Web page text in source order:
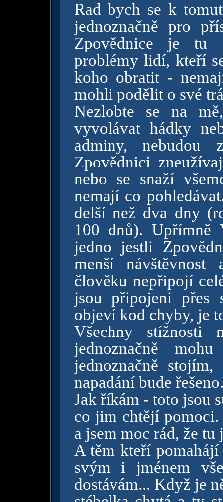
Rad bych se k
jednoznačně pro
Zpovědnice je tu
problémy lidí, kteří
koho obratit -
mohli podělit o své
Nezlobte se na
vyvolávat hádky
adminy, nebudou
Zpovědnici
nebo se snaží
nemají co
delší než dva dny
100 dnů).
jedno jestli
menší
člověku nepřipojí
jsou připojeni přes
objeví kod chyby, je
Všechny stížnosti
jednoznačně
jednoznačně
napadání bude řešeno.
Jak říkám - toto jsou
co jim chtějí
a jsem moc rád, že tu
A těm kteří
svým i jménem
dostávám... Když je